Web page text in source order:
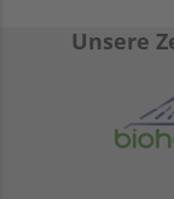
Unsere